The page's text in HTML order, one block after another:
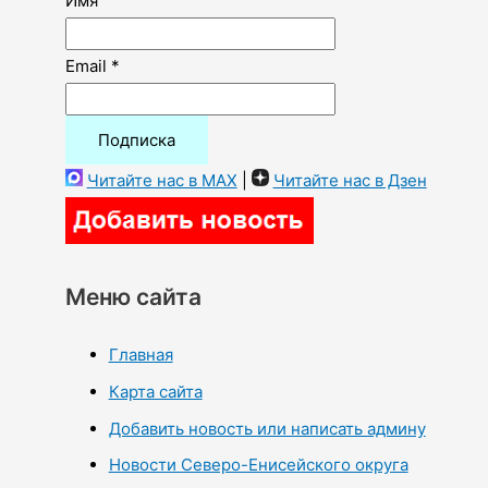
Email *
Читайте нас в MAX Читайте нас в Дзен
Меню сайта
Главная
Карта сайта
Добавить новость или написать админу
Новости Северо-Енисейского округа